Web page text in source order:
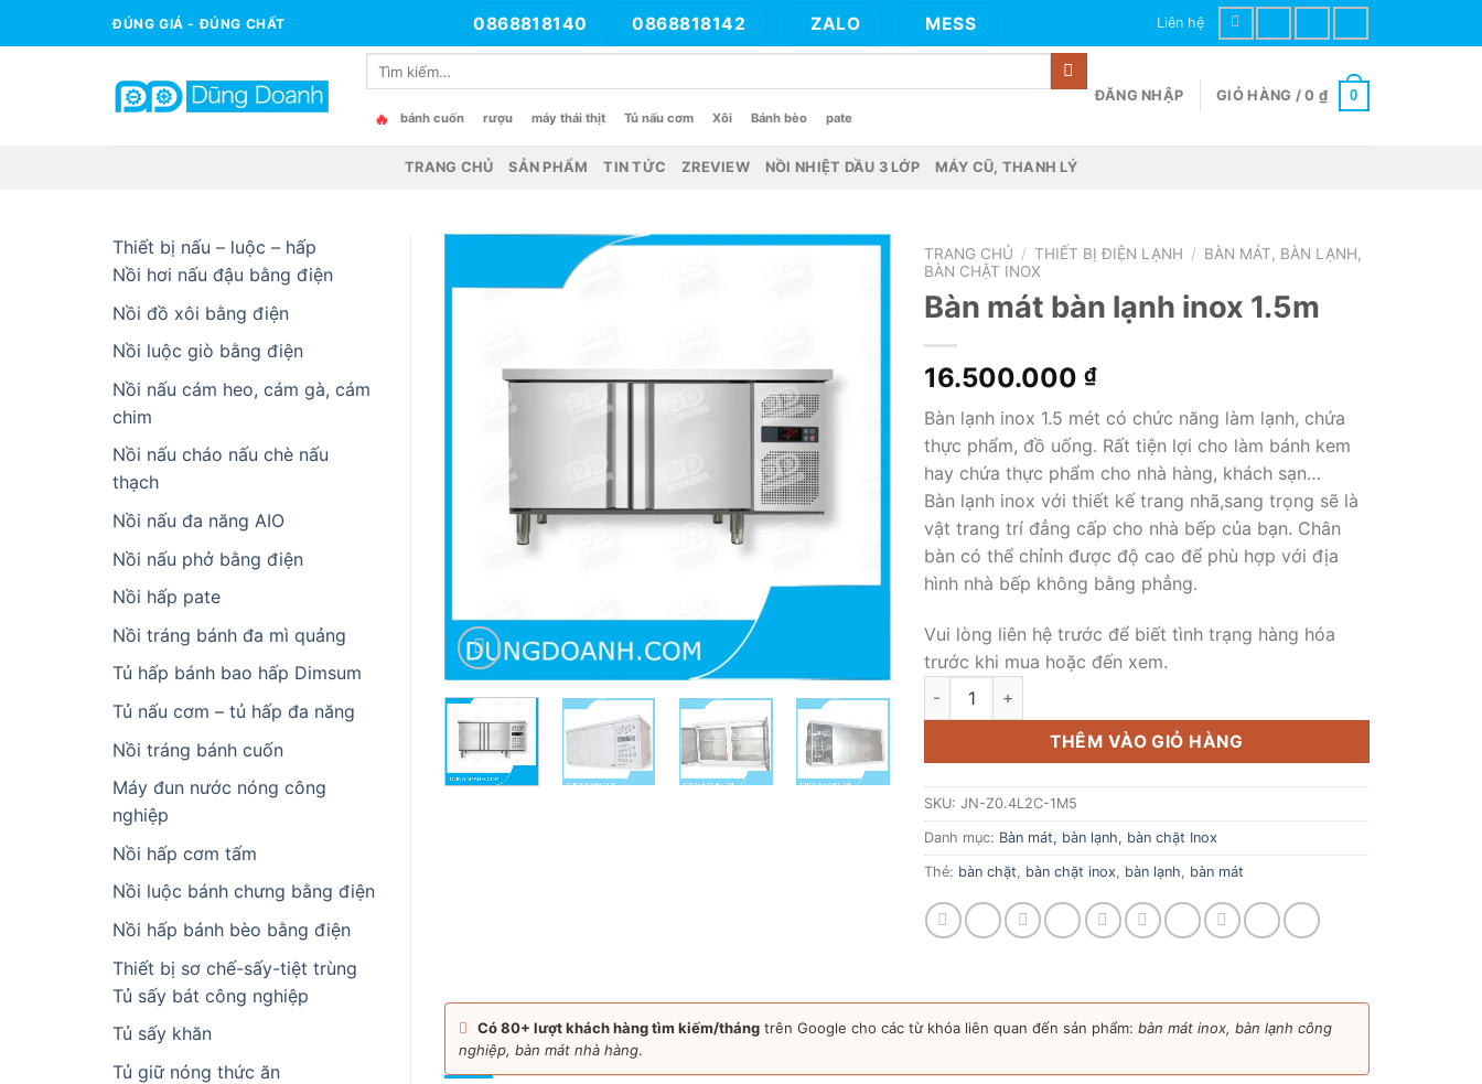
ĐÚNG GIÁ - ĐÚNG CHẤT 0868818140 0868818142 ZALO MESS Liên hệ
Tìm
🔥 bánh cuốn rượu máy thái thịt Tủ nấu cơm Xôi Bánh bèo pate
ĐĂNG NHẬP GIỎ HÀNG /0 ₫ 0
TRANG CHỦ SẢN PHẨM TIN TỨC ZREVIEW NỒI NHIỆT DẦU 3 LỚP MÁY CŨ, THANH LÝ
Thiết bị nấu – luộc – hấp
Nồi hơi nấu đậu bằng điện
Nồi đồ xôi bằng điện
Nồi luộc giò bằng điện
Nồi nấu cám heo, cám gà, cám
chim
Nồi nấu cháo nấu chè nấu
thạch
Nồi nấu đa năng AIO
Nồi nấu phở bằng điện
Nồi hấp pate
Nồi tráng bánh đa mì quảng
Tủ hấp bánh bao hấp Dimsum
Tủ nấu cơm – tủ hấp đa năng
Nồi tráng bánh cuốn
Máy đun nước nóng công
nghiệp
Nồi hấp cơm tấm
Nồi luộc bánh chưng bằng điện
Nồi hấp bánh bèo bằng điện
Thiết bị sơ chế-sấy-tiệt trùng
Tủ sấy bát công nghiệp
Tủ sấy khăn
Tủ giữ nóng thức ăn
TRANG CHỦ / THIẾT BỊ ĐIỆN LẠNH / BÀN MÁT, BÀN LẠNH,
BÀN CHẶT INOX
Bàn mát bàn lạnh inox 1.5m
16.500.000 ₫
Bàn lạnh inox 1.5 mét có chức năng làm lạnh, chứa
thực phẩm, đồ uống. Rất tiện lợi cho làm bánh kem
hay chứa thực phẩm cho nhà hàng, khách sạn…
Bàn lạnh inox với thiết kế trang nhã,sang trọng sẽ là
vật trang trí đẳng cấp cho nhà bếp của bạn. Chân
bàn có thể chỉnh được độ cao để phù hợp với địa
hình nhà bếp không bằng phẳng.
Vui lòng liên hệ trước để biết tình trạng hàng hóa
trước khi mua hoặc đến xem.
Bàn mát bàn lạnh inox 1.5m số lượng
THÊM VÀO GIỎ HÀNG
SKU: JN-Z0.4L2C-1M5
Danh mục: Bàn mát, bàn lạnh, bàn chặt Inox
Thẻ: bàn chặt bàn chặt inox bàn lạnh bàn mát
Có 80+ lượt khách hàng tìm kiếm/tháng trên Google cho các từ khóa liên quan đến sản phẩm: bàn mát inox, bàn lạnh công
nghiệp, bàn mát nhà hàng.